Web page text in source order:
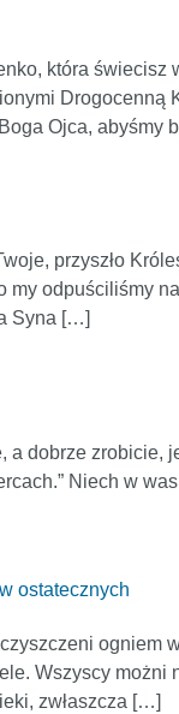
która
Ojca, abyśmy
przyszło
my odpuściliśmy
Syna […]
a dobrze
Niech w
ostatecznych
ogniem
Wszyscy
zwłaszcza […]